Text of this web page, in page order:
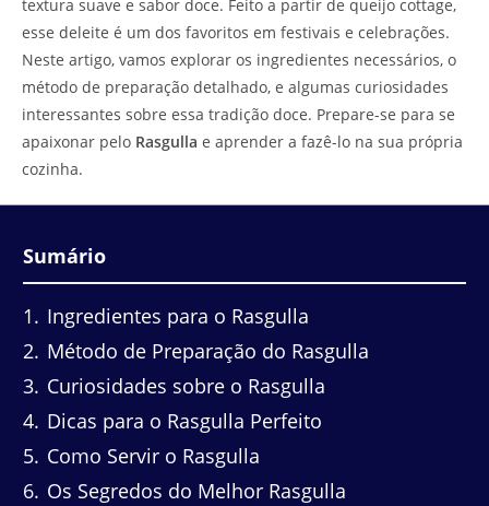
textura suave e sabor doce. Feito a partir de queijo cottage,
esse deleite é um dos favoritos em festivais e celebrações.
Neste artigo, vamos explorar os ingredientes necessários, o
método de preparação detalhado, e algumas curiosidades
interessantes sobre essa tradição doce. Prepare-se para se
apaixonar pelo Rasgulla e aprender a fazê-lo na sua própria
cozinha.
Sumário
1
Ingredientes para o Rasgulla
2 Método de Preparação do Rasgulla
3 Curiosidades sobre o Rasgulla
4 Dicas para o Rasgulla Perfeito
5 Como Servir o Rasgulla
6 Os Segredos do Melhor Rasgulla